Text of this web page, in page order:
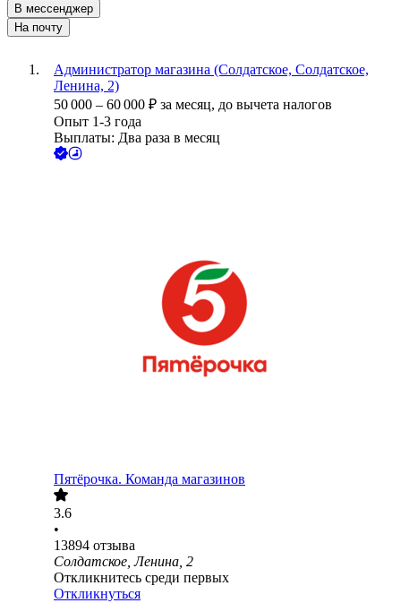
В мессенджер
На почту
Администратор магазина (Солдатское, Солдатское,
Ленина, 2)
50 000 – 60 000 ₽ за месяц, до вычета налогов
Опыт 1-3 года
Выплаты: Два раза в месяц
Пятёрочка. Команда магазинов
3.6
•
13894 отзыва
Солдатское, Ленина, 2
Откликнитесь среди первых
Откликнуться